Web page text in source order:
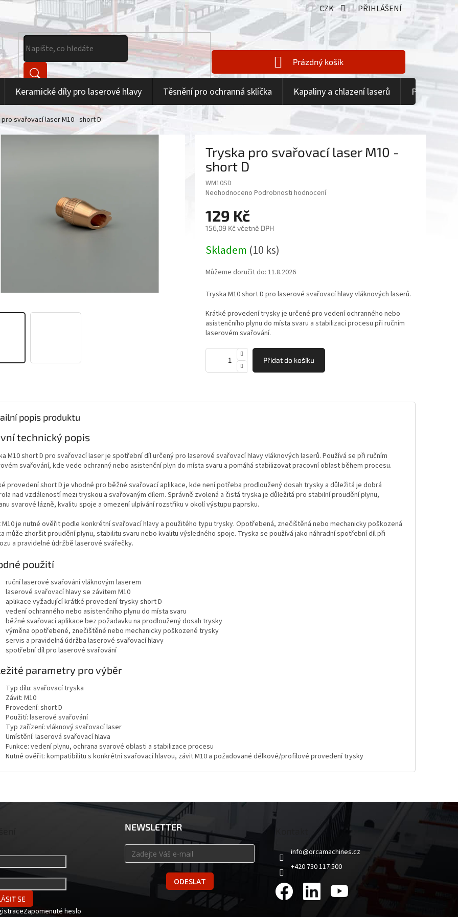
CZK PŘIHLÁŠENÍ
NÁKUPNÍ
KOŠÍK
Prázdný košík
Keramické díly pro laserové hlavy Těsnění pro ochranná sklíčka Kapaliny a chlazení laserů
svařovací laser M10 - short D
Tryska pro svařovací laser M10 -
short D
WM10SD
Průměrné
produktu
je
0,0
5
Neohodnoceno Podrobnosti hodnocení
129 Kč
156,09 Kč včetně DPH
cena:
Skladem (10 ks)
Můžeme doručit do: 11.8.2026
Tryska M10 short D pro laserové svařovací hlavy vláknových laserů.
Krátké provedení trysky je určené pro vedení ochranného nebo
asistenčního plynu do místa svaru a stabilizaci procesu při ručním
laserovém svařování.
Přidat do košíku
popis produktu
technický popis
M10 short D pro svařovací laser je spotřební díl určený pro laserové svařovací hlavy vláknových laserů. Používá se při ručním
svařování, kde vede ochranný nebo asistenční plyn do místa svaru a pomáhá stabilizovat pracovní oblast během procesu.
provedení short D je vhodné pro běžné svařovací aplikace, kde není potřeba prodloužený dosah trysky a důležitá je dobrá
nad vzdáleností mezi tryskou a svařovaným dílem. Správně zvolená a čistá tryska je důležitá pro stabilní proudění plynu,
svarové lázně, kvalitu spoje a omezení ulpívání rozstřiku v okolí výstupu paprsku.
M10 je nutné ověřit podle konkrétní svařovací hlavy a použitého typu trysky. Opotřebená, znečištěná nebo mechanicky poškozená
může zhoršit proudění plynu, stabilitu svaru nebo kvalitu výsledného spoje. Tryska se používá jako náhradní spotřební díl při
a pravidelné údržbě laserové svářečky.
použití
ruční laserové svařování vláknovým laserem
laserové svařovací hlavy se závitem M10
aplikace vyžadující krátké provedení trysky short D
vedení ochranného nebo asistenčního plynu do místa svaru
běžné svařovací aplikace bez požadavku na prodloužený dosah trysky
výměna opotřebené, znečištěné nebo mechanicky poškozené trysky
servis a pravidelná údržba laserové svařovací hlavy
spotřební díl pro laserové svařování
parametry pro výběr
Typ dílu: svařovací tryska
Závit: M10
Provedení: short D
Použití: laserové svařování
Typ zařízení: vláknový svařovací laser
Umístění: laserová svařovací hlava
Funkce: vedení plynu, ochrana svarové oblasti a stabilizace procesu
Nutné ověřit: kompatibilitu s konkrétní svařovací hlavou, závit M10 a požadované délkové/profilové provedení trysky
SE
Zapomenuté heslo
NEWSLETTER
ODESLAT
info@orcamachines.cz
+420 730 117 500